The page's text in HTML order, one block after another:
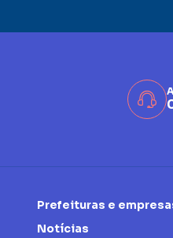
Prefeituras e
Notícias